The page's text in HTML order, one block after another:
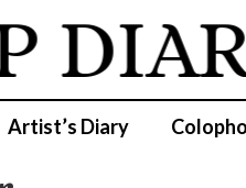
Artist’s Diary